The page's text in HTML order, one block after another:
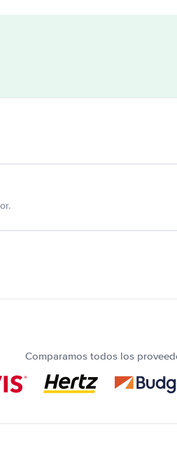
Comparamos todos los